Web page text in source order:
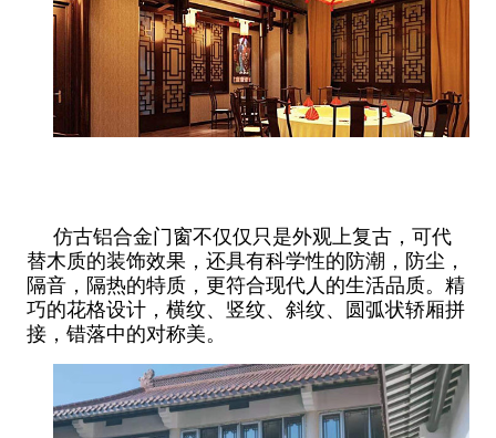
仿古铝合金门窗不仅仅只是外观上复古，可代
替木质的装饰效果，还具有科学性的防潮，防尘，
隔音，隔热的特质，更符合现代人的生活品质。精
巧的花格设计，横纹、竖纹、斜纹、圆弧状轿厢拼
接，错落中的对称美。